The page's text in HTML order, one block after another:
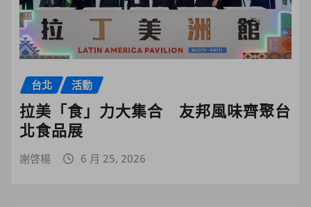
台北 活動
拉美「食」力大集合 友邦風味齊聚台
北食品展
謝啓楊 6 月 25, 2026